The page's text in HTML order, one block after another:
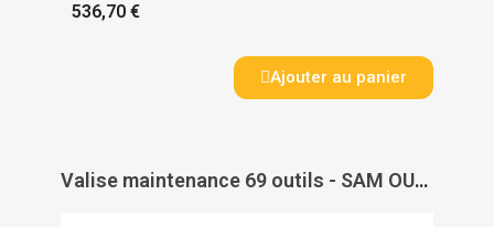
536,70 €
Ajouter au panier
Valise maintenance 69 outils - SAM OUTILLAGE